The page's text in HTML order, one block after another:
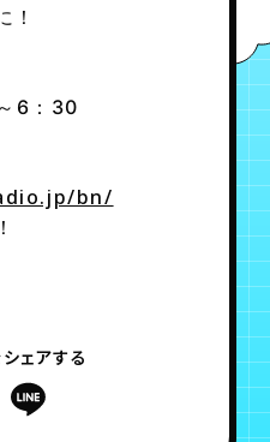
！
6：30
bn/
ェアする